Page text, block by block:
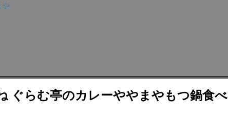
ぐらむ亭のカレーややまやもつ鍋食べ